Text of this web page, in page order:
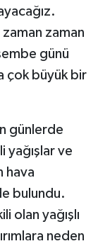
zaman
günü
çok büyük bir
günlerde
yağışlar ve
hava
bulundu.
olan yağışlı
neden